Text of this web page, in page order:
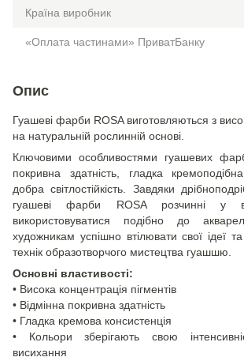
Країна виробник
«Оплата частинами» ПриватБанку
Опис
Гуашеві фарби ROSA виготовляються з
на натуральній рослинній основі.
Ключовими особливостями гуашевих
покривна здатність, гладка
добра світлостійкість. Завдяки
гуашеві фарби ROSA розчинні у
використовуватися подібно до
художникам успішно втілювати свої ідеї
технік образотворчого мистецтва гуашшю.
Основні властивості:
• Висока концентрація пігментів
• Відмінна покривна здатність
• Гладка кремова консистенція
• Кольори зберігають свою
висихання